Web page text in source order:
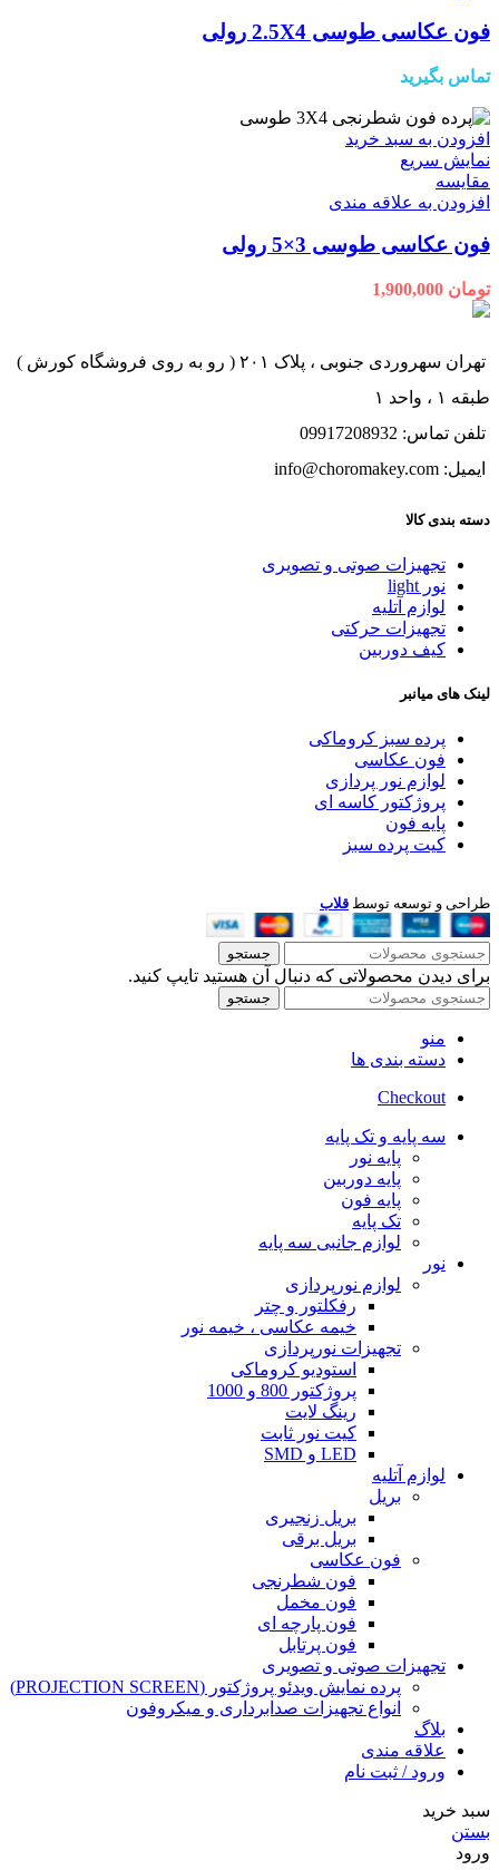
فون عکاسی طوسی 2.5X4 رولی
تماس بگیرید
افزودن به سبد خرید
نمایش سریع
مقايسه
افزودن به علاقه مندی
فون عکاسی طوسی 3×5 رولی
تومان
تهران سهروردی جنوبی ، پلاک ۲۰۱ ( رو به روی فروشگاه کورش )
طبقه ۱ ، واحد ۱
تلفن تماس: 09917208932
ایمیل: info@choromakey.com
دسته بندی کالا
تجهیزات صوتی و تصویری
نور light
لوازم آتلیه
تجهیزات حرکتی
کیف دوربین
لینک های میانبر
پرده سبز کروماکی
فون عکاسی
لوازم نور پردازی
پروژکتور کاسه ای
پایه فون
کیت پرده سبز
طراحی و توسعه توسط قلاب
جستجو
برای دیدن محصولاتی که دنبال آن هستید تایپ کنید.
جستجو
منو
دسته بندی ها
Checkout
سه پایه و تک پایه
پایه نور
پایه دوربین
پایه فون
تک پایه
لوازم جانبی سه پایه
نور
لوازم نورپردازی
رفکلتور و چتر
خیمه عکاسی ، خیمه نور
تجهیزات نورپردازی
استودیو کروماکی
پروژکتور 800 و 1000
رینگ لایت
کیت نور ثابت
LED و SMD
لوازم آتلیه
بریل
بریل زنجیری
بریل برقی
فون عکاسی
فون شطرنجی
فون مخمل
فون پارچه ای
فون پرتابل
تجهیزات صوتی و تصویری
پرده نمایش ویدئو پروژکتور (PROJECTION SCREEN)
انواع تجهیزات صدابرداری و میکروفون
بلاگ
علاقه مندی
ورود / ثبت نام
سبد خرید
بستن
ورود